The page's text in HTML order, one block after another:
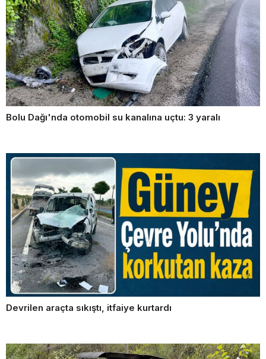
Bolu Dağı'nda otomobil su kanalına uçtu: 3 yaralı
Devrilen araçta sıkıştı, itfaiye kurtardı